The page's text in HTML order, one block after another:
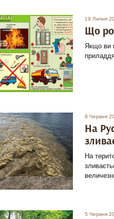
19 Липня
Що
Якщо ви
8 Червня
На
На
5 Червня